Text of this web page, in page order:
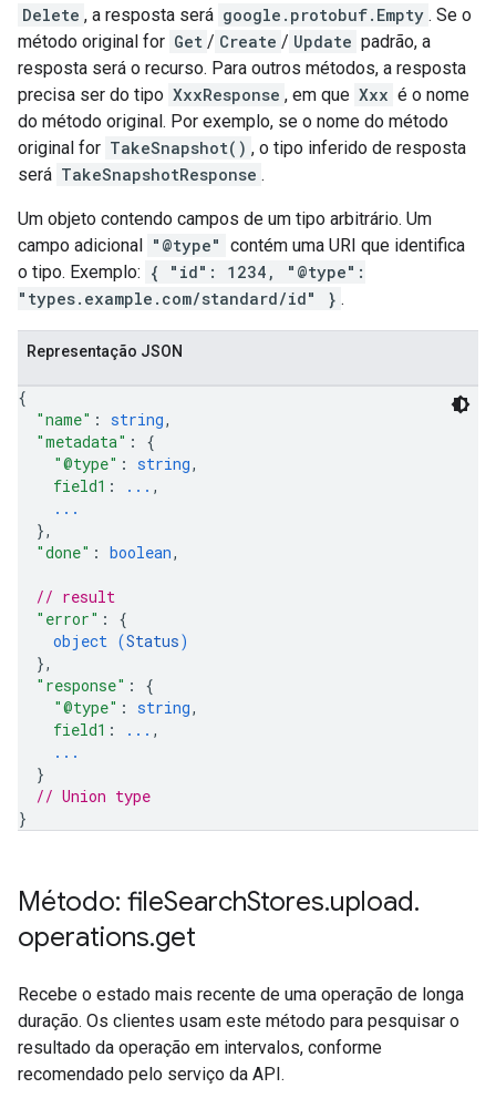
Delete , a resposta será google.protobuf.Empty . Se o
método original for Get / Create / Update padrão, a
resposta será o recurso. Para outros métodos, a resposta
precisa ser do tipo XxxResponse , em que Xxx é o nome
do método original. Por exemplo, se o nome do método
original for TakeSnapshot() , o tipo inferido de resposta
será TakeSnapshotResponse .
Um objeto contendo campos de um tipo arbitrário. Um
campo adicional "@type" contém uma URI que identifica
o tipo. Exemplo: { "id": 1234, "@type":
"types.example.com/standard/id" } .
Representação JSON
{
"name" : string,
"metadata" : {
"@type" : string,
field1 : ... ,
...
},
"done" : boolean,
// result
"error" : {
object (Status)
},
"response" : {
"@type" : string,
field1 : ... ,
...
}
// Union type
}
Método: fileSearchStores.upload.
operations.get
Recebe o estado mais recente de uma operação de longa
duração. Os clientes usam este método para pesquisar o
resultado da operação em intervalos, conforme
recomendado pelo serviço da API.